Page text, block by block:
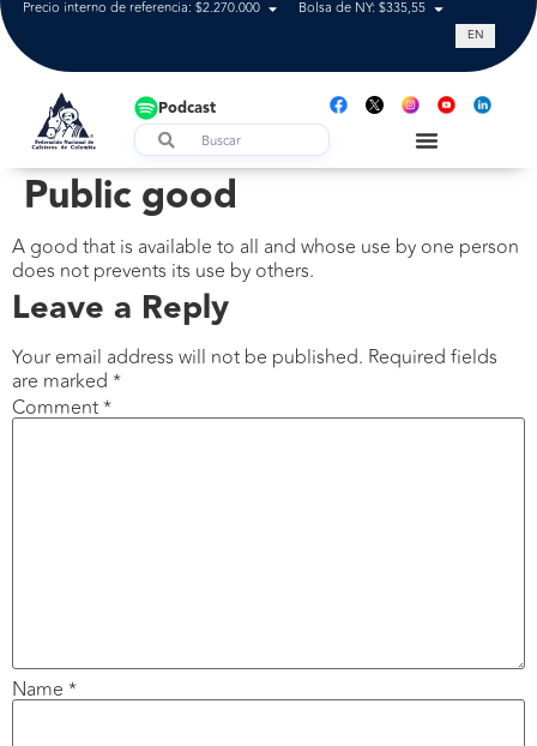
Precio interno de referencia: $2.270.000 Bolsa de NY: $335,55 Tasa de
EN
Podcast
Public good
A good that is available to all and whose use by one person
does not prevents its use by others.
Leave a Reply
Your email address will not be published. Required fields
are marked *
Comment*
Name *